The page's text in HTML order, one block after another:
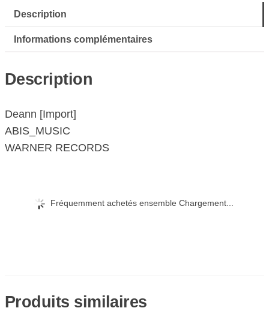
Description
Informations complémentaires
Description
Deann [Import]
ABIS_MUSIC
WARNER RECORDS
Fréquemment achetés ensemble Chargement...
Produits similaires